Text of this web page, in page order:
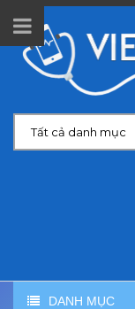
Tất cả danh mục
DANH MỤC